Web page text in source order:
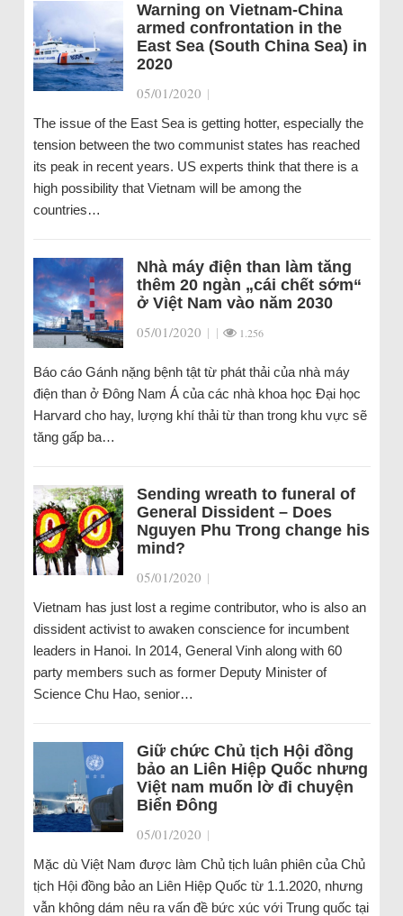
Warning on Vietnam-China
armed confrontation in the
East Sea (South China Sea) in
2020
05/01/2020 |
The issue of the East Sea is getting hotter, especially the
tension between the two communist states has reached
its peak in recent years. US experts think that there is a
high possibility that Vietnam will be among the
countries…
Nhà máy điện than làm tăng
thêm 20 ngàn „cái chết sớm“
ở Việt Nam vào năm 2030
05/01/2020 | | 1.256
Báo cáo Gánh nặng bệnh tật từ phát thải của nhà máy
điện than ở Đông Nam Á của các nhà khoa học Đại học
Harvard cho hay, lượng khí thải từ than trong khu vực sẽ
tăng gấp ba…
Sending wreath to funeral of
General Dissident – Does
Nguyen Phu Trong change his
mind?
05/01/2020 |
Vietnam has just lost a regime contributor, who is also an
dissident activist to awaken conscience for incumbent
leaders in Hanoi. In 2014, General Vinh along with 60
party members such as former Deputy Minister of
Science Chu Hao, senior…
Giữ chức Chủ tịch Hội đồng
bảo an Liên Hiệp Quốc nhưng
Việt nam muốn lờ đi chuyện
Biển Đông
05/01/2020 |
Mặc dù Việt Nam được làm Chủ tịch luân phiên của Chủ
tịch Hội đồng bảo an Liên Hiệp Quốc từ 1.1.2020, nhưng
vẫn không dám nêu ra vấn đề bức xúc với Trung quốc tại